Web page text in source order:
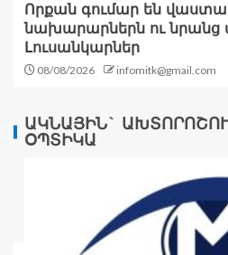
Որքան գումար են
նախարարներն ու նրանց
Լուսանկարներ
08/08/2026 infomitk@gmail.com
ԱԿՆԱՅԻՆ`
ՕՊՏԻԿԱ